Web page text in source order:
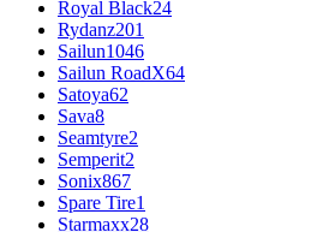
Royal Black24
Rydanz201
Sailun1046
Sailun RoadX64
Satoya62
Sava8
Seamtyre2
Semperit2
Sonix867
Spare Tire1
Starmaxx28